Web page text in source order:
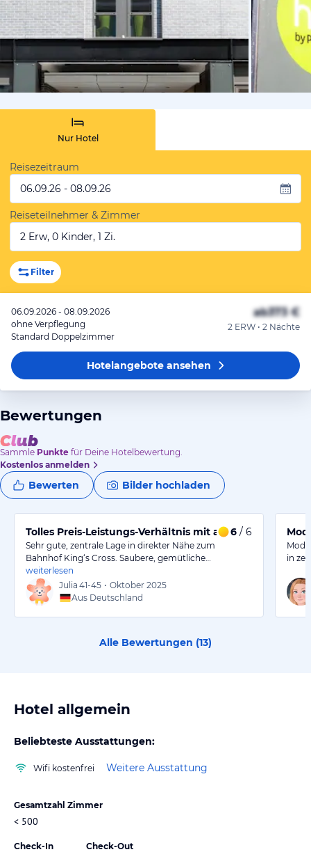
von
Nur Hotel
Reisezeitraum
06.09.26 - 08.09.26
Reiseteilnehmer & Zimmer
2 Erw, 0 Kinder, 1 Zi.
Filter
06.09.2026 - 08.09.2026
ohne Verpflegung
Standard Doppelzimmer
ab373 €
2 ERW • 2 Nächte
Hotelangeboteansehen
Bewertungen
Sammle Punkte für Deine Hotelbewertung.
Kostenlos anmelden
Bewerten Bilder hochladen
Tolles Preis-Leistungs-Verhältnis mit angenehmem
6 / 6
Sehr gute, zentrale Lage in direkter Nähe zum
Bahnhof King‘s Cross. Saubere, gemütliche…
weiterlesen
Julia 41-45 • Oktober 2025
Aus Deutschland
in
Alle Bewertungen (13)
Hotel allgemein
Beliebteste Ausstattungen:
Wifi kostenfrei Weitere Ausstattung
Gesamtzahl Zimmer
< 500
Check-In Check-Out